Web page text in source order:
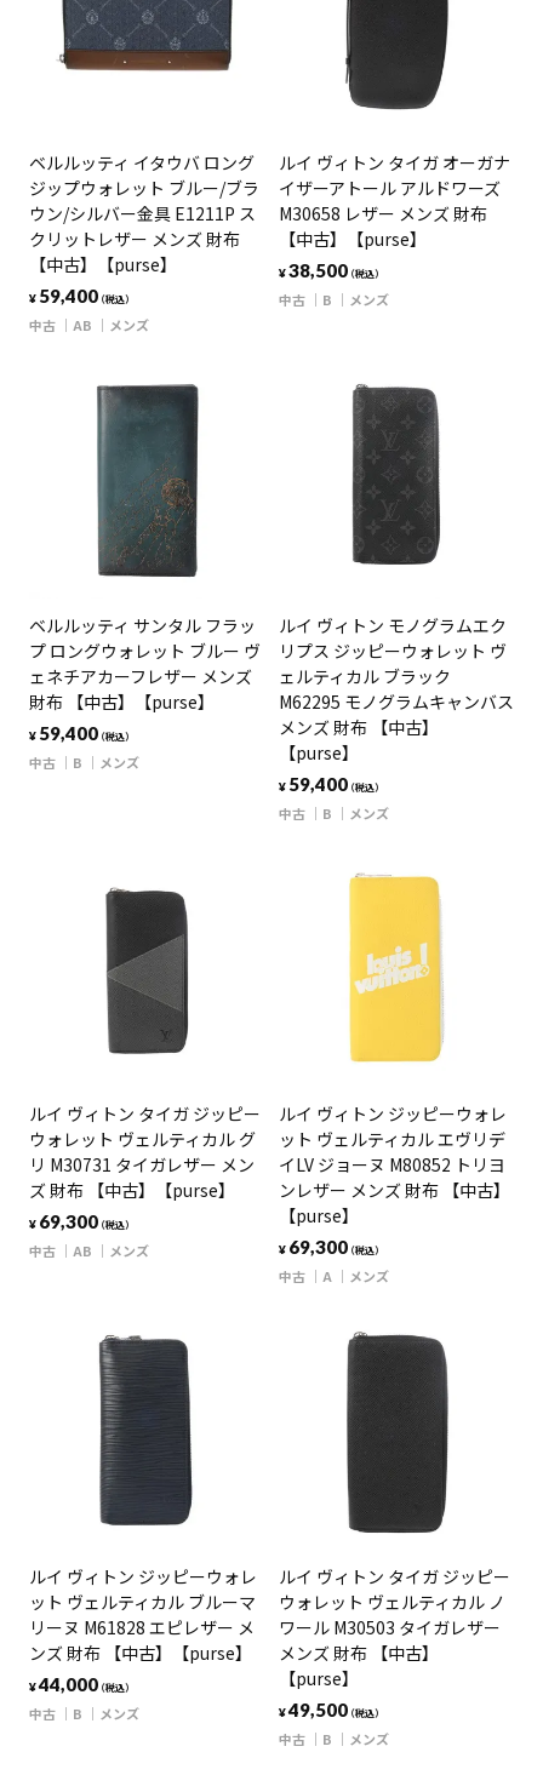
ベルルッティ イタウバ ロング
ジップウォレット ブルー/ブラ
ウン/シルバー金具 E1211P ス
クリットレザー メンズ 財布
【中古】【purse】
¥ 59,400（税込）
中古 AB メンズ
ルイ ヴィトン タイガ オーガナ
イザーアトール アルドワーズ
M30658 レザー メンズ 財布
【中古】【purse】
¥38,500（税込）
中古 B メンズ
ベルルッティ サンタル フラッ
プ ロングウォレット ブルー ヴ
ェネチアカーフレザー メンズ
財布 【中古】【purse】
¥ 59,400（税込）
中古 B メンズ
ルイ ヴィトン モノグラムエク
リプス ジッピーウォレット ヴ
ェルティカル ブラック
M62295 モノグラムキャンバス
メンズ 財布 【中古】
【purse】
¥ 59,400（税込）
中古 B メンズ
ルイ ヴィトン タイガ ジッピー
ウォレット ヴェルティカル グ
リ M30731 タイガレザー メン
ズ 財布 【中古】【purse】
¥ 69,300（税込）
中古 AB メンズ
ルイ ヴィトン ジッピーウォレ
ット ヴェルティカル エヴリデ
イLV ジョーヌ M80852 トリヨ
ンレザー メンズ 財布 【中古】
【purse】
¥ 69,300（税込）
中古 A メンズ
ルイ ヴィトン ジッピーウォレ
ット ヴェルティカル ブルーマ
リーヌ M61828 エピレザー メ
ンズ 財布 【中古】【purse】
¥44,000（税込）
中古 B メンズ
ルイ ヴィトン タイガ ジッピー
ウォレット ヴェルティカル ノ
ワール M30503 タイガレザー
メンズ 財布 【中古】
【purse】
¥49,500（税込）
中古 B メンズ